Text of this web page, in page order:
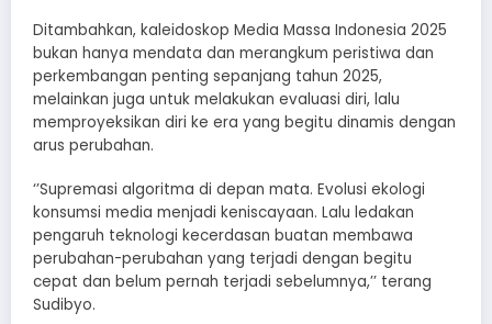
Ditambahkan, kaleidoskop Media Massa Indonesia 2025
bukan hanya mendata dan merangkum peristiwa dan
perkembangan penting sepanjang tahun 2025,
melainkan juga untuk melakukan evaluasi diri, lalu
memproyeksikan diri ke era yang begitu dinamis dengan
arus perubahan.
‘’Supremasi algoritma di depan mata. Evolusi ekologi
konsumsi media menjadi keniscayaan. Lalu ledakan
pengaruh teknologi kecerdasan buatan membawa
perubahan-perubahan yang terjadi dengan begitu
cepat dan belum pernah terjadi sebelumnya,’’ terang
Sudibyo.